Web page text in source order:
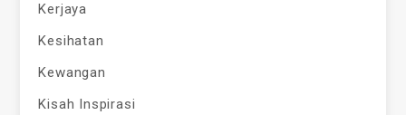
Kerjaya
Kesihatan
Kewangan
Kisah Inspirasi